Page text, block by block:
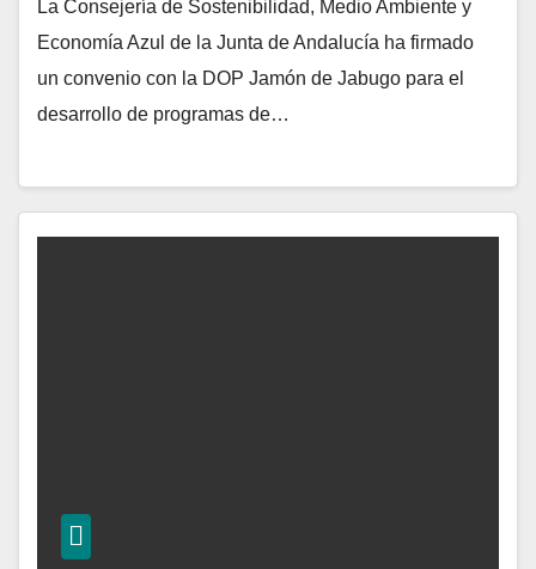
La Consejería de Sostenibilidad, Medio Ambiente y
Economía Azul de la Junta de Andalucía ha firmado
un convenio con la DOP Jamón de Jabugo para el
desarrollo de programas de…